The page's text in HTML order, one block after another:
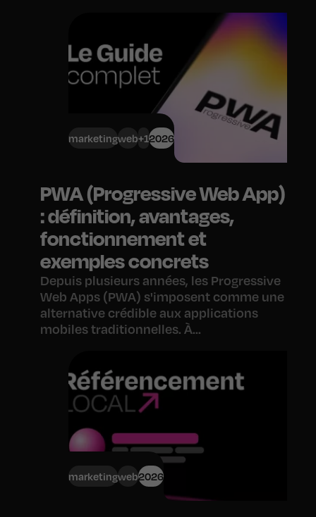
marketingweb+12026
PWA (Progressive Web App)
: définition, avantages,
fonctionnement et
exemples concrets
Depuis plusieurs années, les Progressive
Web Apps (PWA) s'imposent comme une
alternative crédible aux applications
mobiles traditionnelles. À...
marketingweb2026